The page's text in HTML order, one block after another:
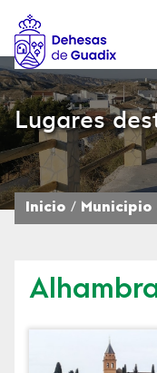
Lugares
Inicio Municipio